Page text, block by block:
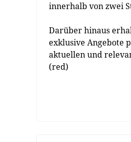
innerhalb von zwei
Darüber hinaus
exklusive Angebote
aktuellen und
(red)